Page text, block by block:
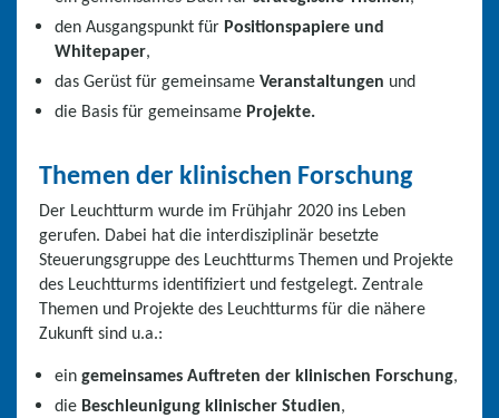
den Ausgangspunkt für Positionspapiere und
Whitepaper,
das Gerüst für gemeinsame Veranstaltungen und
die Basis für gemeinsame Projekte.
Themen der klinischen Forschung
Der Leuchtturm wurde im Frühjahr 2020 ins Leben
gerufen. Dabei hat die interdisziplinär besetzte
Steuerungsgruppe des Leuchtturms Themen und Projekte
des Leuchtturms identifiziert und festgelegt. Zentrale
Themen und Projekte des Leuchtturms für die nähere
Zukunft sind u.a.:
ein gemeinsames Auftreten der klinischen Forschung,
die Beschleunigung klinischer Studien,